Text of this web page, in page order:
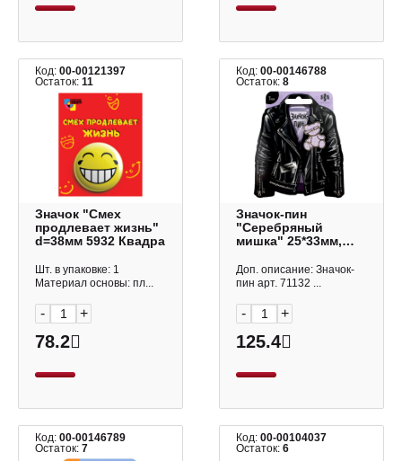
Код: 00-00121397
Остаток: 11
Значок "Смех
продлевает жизнь"
d=38мм 5932 Квадра
Шт. в упаковке: 1
Материал основы: пл...
- +
78.2
Код:00-00146788
Остаток:8
Значок-пин
"Серебряный
мишка" 25*33мм,
Феникс+
Доп. описание: Значок-
пин арт. 71132 ...
- +
125.4
Код: 00-00146789
Остаток: 7
Код:00-00104037
Остаток:6